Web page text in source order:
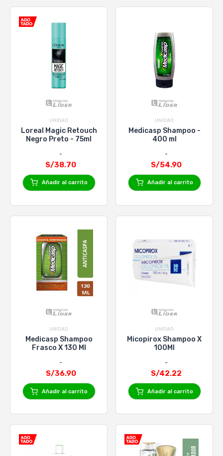
UNIDAD
Loreal Magic Retouch
Negro Preto - 75ml
S/38.70
Añadir al carrito
UNIDAD
Medicasp Shampoo -
400 ml
S/54.90
Añadir al carrito
UNIDAD
Medicasp Shampoo
Frasco X 130 Ml
S/36.90
Añadir al carrito
UNIDAD
Micopirox Shampoo X
100Ml
S/42.22
Añadir al carrito